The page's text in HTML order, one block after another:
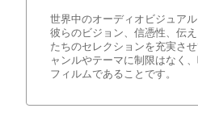
世界中のオーディオビジュアル
彼らのビジョン、信憑性、伝
たちのセレクションを充実さ
ャンルやテーマに制限はなく
フィルムであることです。